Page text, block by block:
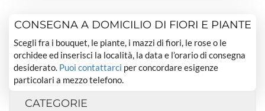
CONSEGNA A DOMICILIO DI FIORI E PIANTE
Scegli fra i bouquet, le piante, i mazzi di fiori, le rose o le
orchidee ed inserisci la località, la data e l’orario di consegna
desiderato. Puoi contattarci per concordare esigenze
particolari a mezzo telefono.
CATEGORIE